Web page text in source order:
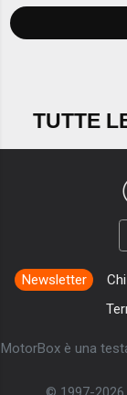
TUTTE
Newsletter
MotorBox è una